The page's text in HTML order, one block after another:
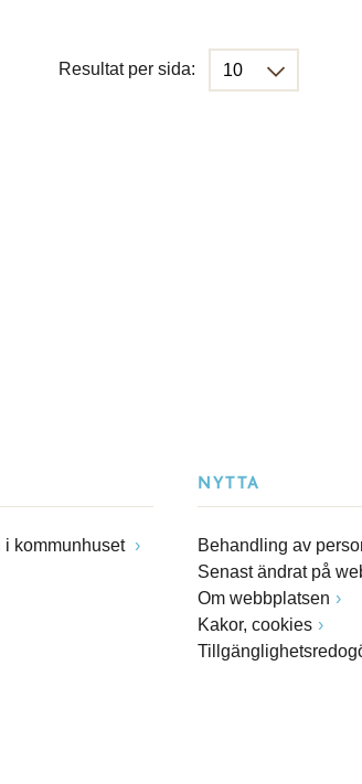
Resultat per sida:
i kommunhuset
NYTTA
Behandling av
Senast ändrat på
Om webbplatsen
Kakor, cookies